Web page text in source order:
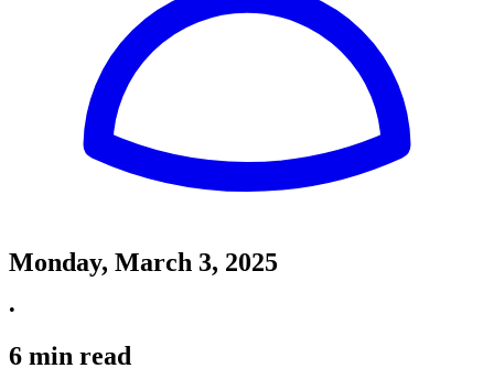
Monday, March 3, 2025
•
6 min read